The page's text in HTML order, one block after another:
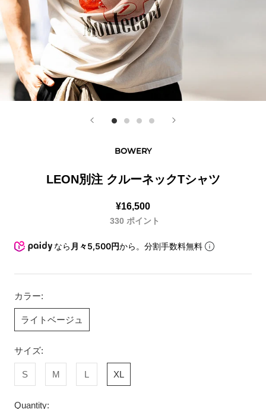
BOWERY
LEON別注 クルーネックTシャツ
¥16,500
330 ポイント
なら 月々5,500円から。分割手数料無料
カラー:
ライトベージュ
サイズ:
S M L XL
Quantity: